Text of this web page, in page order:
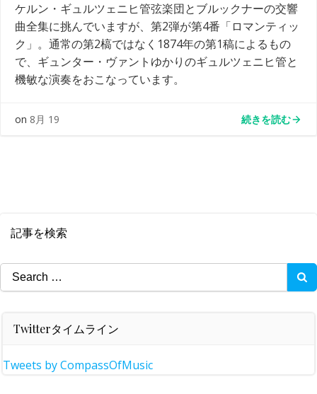
ケルン・ギュルツェニヒ管弦楽団とブルックナーの交響
曲全集に挑んでいますが、第2弾が第4番「ロマンティッ
ク」。通常の第2槁ではなく1874年の第1稿によるもの
で、ギュンター・ヴァントゆかりのギュルツェニヒ管と
機敏な演奏をおこなっています。
on 8月 19 続きを読む
記事を検索
Search
for:
Twitterタイムライン
Tweets by CompassOfMusic